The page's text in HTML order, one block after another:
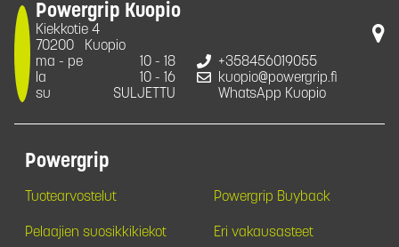
Powergrip Kuopio
Kiekkotie 4
70200
Kuopio
ma - pe
10 - 18
la
10 - 16
su
SULJETTU
+358456019055
kuopio@powergrip.fi
WhatsApp Kuopio
Powergrip
Tuotearvostelut Powergrip Buyback
Pelaajien suosikkikiekot Eri vakausasteet